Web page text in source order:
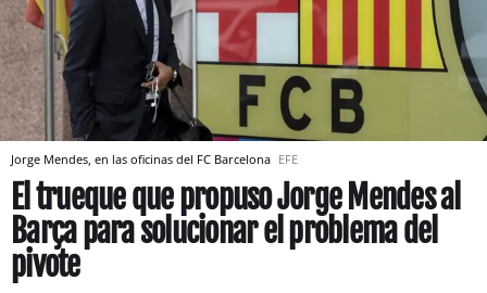
Jorge Mendes, en las oficinas del FC Barcelona EFE
El trueque que propuso Jorge Mendes al
Barça para solucionar el problema del
pivote